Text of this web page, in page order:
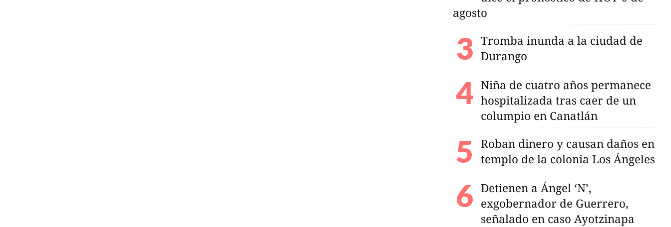
agosto
Tromba inunda a la ciudad de
Durango
Niña de cuatro años permanece
hospitalizada tras caer de un
columpio en Canatlán
Roban dinero y causan daños en
templo de la colonia Los Ángeles
Detienen a Ángel ‘N’,
exgobernador de Guerrero,
señalado en caso Ayotzinapa